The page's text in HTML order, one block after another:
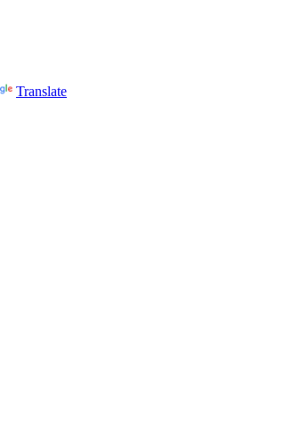
Translate